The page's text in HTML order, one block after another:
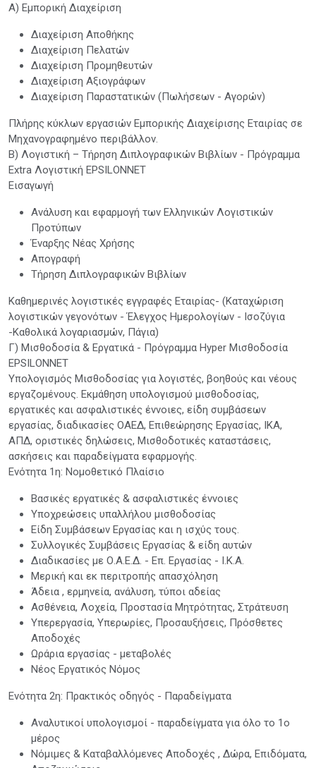
Α) Εμπορική Διαχείριση
Διαχείριση Αποθήκης
Διαχείριση Πελατών
Διαχείριση Προμηθευτών
Διαχείριση Αξιογράφων
Διαχείριση Παραστατικών (Πωλήσεων - Αγορών)
Πλήρης κύκλων εργασιών Εμπορικής Διαχείρισης Εταιρίας σε
Μηχανογραφημένο περιβάλλον.
Β) Λογιστική – Τήρηση Διπλογραφικών Βιβλίων - Πρόγραμμα
Extra Λογιστική EPSILONNET
Εισαγωγή
Ανάλυση και εφαρμογή των Ελληνικών Λογιστικών
Προτύπων
Έναρξης Νέας Χρήσης
Απογραφή
Τήρηση Διπλογραφικών Βιβλίων
Καθημερινές λογιστικές εγγραφές Εταιρίας- (Καταχώριση
λογιστικών γεγονότων - Έλεγχος Ημερολογίων - Ισοζύγια
-Καθολικά λογαριασμών, Πάγια)
Γ) Μισθοδοσία & Εργατικά - Πρόγραμμα Hyper Μισθοδοσία
EPSILONNET
Υπολογισμός Μισθοδοσίας για λογιστές, βοηθούς και νέους
εργαζομένους. Εκμάθηση υπολογισμού μισθοδοσίας,
εργατικές και ασφαλιστικές έννοιες, είδη συμβάσεων
εργασίας, διαδικασίες ΟΑΕΔ, Επιθεώρησης Εργασίας, ΙΚΑ,
ΑΠΔ, οριστικές δηλώσεις, Μισθοδοτικές καταστάσεις,
ασκήσεις και παραδείγματα εφαρμογής.
Ενότητα 1η: Νομοθετικό Πλαίσιο
Βασικές εργατικές & ασφαλιστικές έννοιες
Υποχρεώσεις υπαλλήλου μισθοδοσίας
Είδη Συμβάσεων Εργασίας και η ισχύς τους.
Συλλογικές Συμβάσεις Εργασίας & είδη αυτών
Διαδικασίες με Ο.Α.Ε.Δ. - Επ. Εργασίας - Ι.Κ.Α.
Μερική και εκ περιτροπής απασχόληση
Άδεια , ερμηνεία, ανάλυση, τύποι αδείας
Ασθένεια, Λοχεία, Προστασία Μητρότητας, Στράτευση
Υπερεργασία, Υπερωρίες, Προσαυξήσεις, Πρόσθετες
Αποδοχές
Ωράρια εργασίας - μεταβολές
Νέος Εργατικός Νόμος
Ενότητα 2η: Πρακτικός οδηγός - Παραδείγματα
Αναλυτικοί υπολογισμοί - παραδείγματα για όλο το 1ο
μέρος
Νόμιμες & Καταβαλλόμενες Αποδοχές , Δώρα, Επιδόματα,